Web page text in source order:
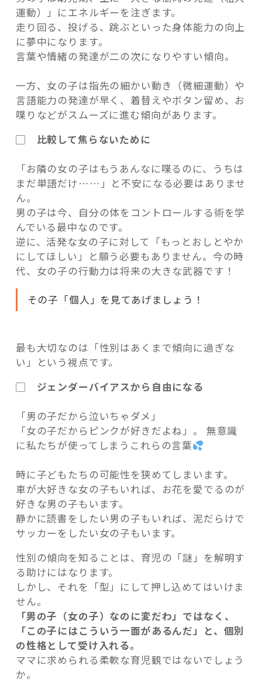
運動）」にエネルギーを注ぎます。
走り回る、投げる、跳ぶといった身体能力の向上
に夢中になります。
言葉や情緒の発達が二の次になりやすい傾向。
一方、女の子は指先の細かい動き（微細運動）や
言語能力の発達が早く、着替えやボタン留め、お
喋りなどがスムーズに進む傾向があります。
▢ 比較して焦らないために
「お隣の女の子はもうあんなに喋るのに、うちは
まだ単語だけ……」と不安になる必要はありませ
ん。
男の子は今、自分の体をコントロールする術を学
んでいる最中なのです。
逆に、活発な女の子に対して「もっとおしとやか
にしてほしい」と願う必要もありません。今の時
代、女の子の行動力は将来の大きな武器です！
その子「個人」を見てあげましょう！
最も大切なのは「性別はあくまで傾向に過ぎな
い」という視点です。
▢ ジェンダーバイアスから自由になる
「男の子だから泣いちゃダメ」
「女の子だからピンクが好きだよね」。 無意識
に私たちが使ってしまうこれらの言葉
時に子どもたちの可能性を狭めてしまいます。
車が大好きな女の子もいれば、お花を愛でるのが
好きな男の子もいます。
静かに読書をしたい男の子もいれば、泥だらけで
サッカーをしたい女の子もいます。
性別の傾向を知ることは、育児の「謎」を解明す
る助けにはなります。
しかし、それを「型」にして押し込めてはいけま
せん。
「男の子（女の子）なのに変だわ」ではなく、
「この子にはこういう一面があるんだ」と、個別
の性格として受け入れる。
ママに求められる柔軟な育児観ではないでしょう
か。